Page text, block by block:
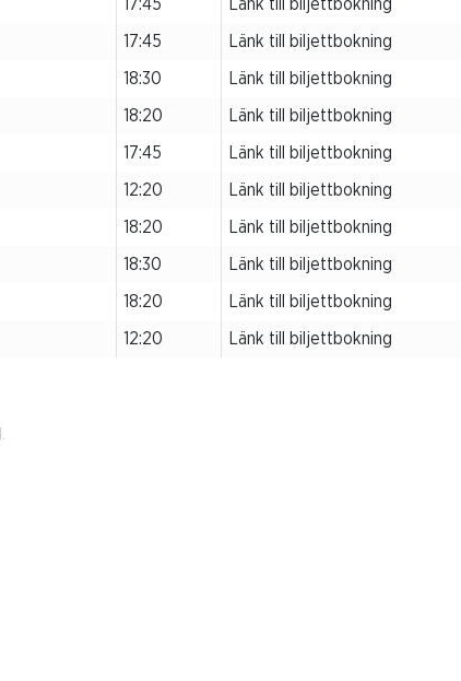
17:45 Länk till biljettbokning
17:45 Länk till biljettbokning
18:30 Länk till biljettbokning
18:20 Länk till biljettbokning
17:45 Länk till biljettbokning
12:20 Länk till biljettbokning
18:20 Länk till biljettbokning
18:30 Länk till biljettbokning
18:20 Länk till biljettbokning
12:20 Länk till biljettbokning